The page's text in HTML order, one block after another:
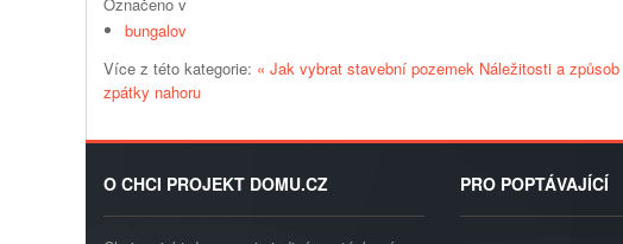
Označeno v
bungalov
Více z této kategorie: « Jak vybrat stavební pozemek Náležitosti a
zpátky nahoru
O CHCI PROJEKT DOMU.CZ PRO POPTÁVAJÍCÍ